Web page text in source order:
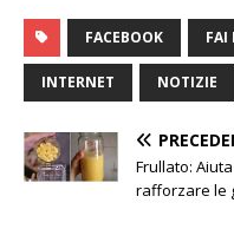
FACEBOOK FAI
INTERNET NOTIZIE
Frullato:
rafforzare le